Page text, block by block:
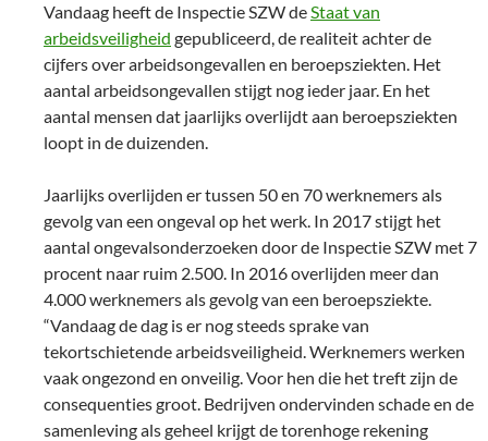
Vandaag heeft de Inspectie SZW deStaat van
arbeidsveiligheid gepubliceerd, de realiteit achter de
cijfers over arbeidsongevallen en beroepsziekten. Het
aantal arbeidsongevallen stijgt nog ieder jaar. En het
aantal mensen dat jaarlijks overlijdt aan beroepsziekten
loopt in de duizenden.
Jaarlijks overlijden er tussen 50 en 70 werknemers als
gevolg van een ongeval op het werk. In 2017 stijgt het
aantal ongevalsonderzoeken door de Inspectie SZW met 7
procent naar ruim 2.500. In 2016 overlijden meer dan
4.000 werknemers als gevolg van een beroepsziekte.
“Vandaag de dag is er nog steeds sprake van
tekortschietende arbeidsveiligheid. Werknemers werken
vaak ongezond en onveilig. Voor hen die het treft zijn de
consequenties groot. Bedrijven ondervinden schade en de
samenleving als geheel krijgt de torenhoge rekening